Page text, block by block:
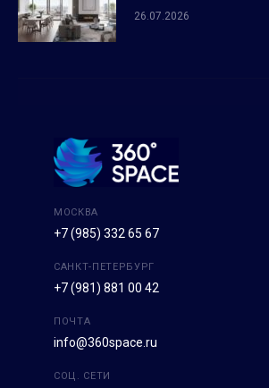
26.07.2026
МОСКВА
+7 (985) 332 65 67
САНКТ-ПЕТЕРБУРГ
+7 (981) 881 00 42
ПОЧТА
info@360space.ru
СОЦ. СЕТИ